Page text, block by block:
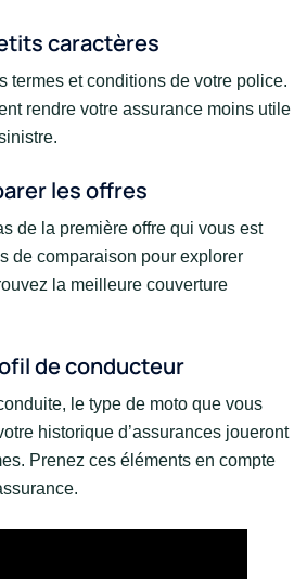
caractères
termes et conditions de votre police.
rendre votre assurance moins utile
les offres
de la première offre qui vous est
de comparaison pour explorer
la meilleure couverture
de conducteur
le type de moto que vous
historique d’assurances joueront
Prenez ces éléments en compte